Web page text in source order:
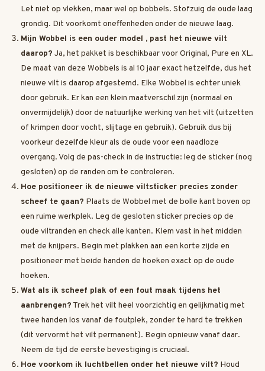
Let niet op vlekken, maar wel op bobbels. Stofzuig de oude laag
grondig. Dit voorkomt oneffenheden onder de nieuwe laag.
Mijn Wobbel is een ouder model , past het nieuwe vilt
daarop? Ja, het pakket is beschikbaar voor Original, Pure en XL.
De maat van deze Wobbels is al 10 jaar exact hetzelfde, dus het
nieuwe vilt is daarop afgestemd. Elke Wobbel is echter uniek
door gebruik. Er kan een klein maatverschil zijn (normaal en
onvermijdelijk) door de natuurlijke werking van het vilt (uitzetten
of krimpen door vocht, slijtage en gebruik). Gebruik dus bij
voorkeur dezelfde kleur als de oude voor een naadloze
overgang. Volg de pas-check in de instructie: leg de sticker (nog
gesloten) op de randen om te controleren.
Hoe positioneer ik de nieuwe viltsticker precies zonder
scheef te gaan? Plaats de Wobbel met de bolle kant boven op
een ruime werkplek. Leg de gesloten sticker precies op de
oude viltranden en check alle kanten. Klem vast in het midden
met de knijpers. Begin met plakken aan een korte zijde en
positioneer met beide handen de hoeken exact op de oude
hoeken.
Wat als ik scheef plak of een fout maak tijdens het
aanbrengen? Trek het vilt heel voorzichtig en gelijkmatig met
twee handen los vanaf de foutplek, zonder te hard te trekken
(dit vervormt het vilt permanent). Begin opnieuw vanaf daar.
Neem de tijd de eerste bevestiging is cruciaal.
Hoe voorkom ik luchtbellen onder het nieuwe vilt? Houd